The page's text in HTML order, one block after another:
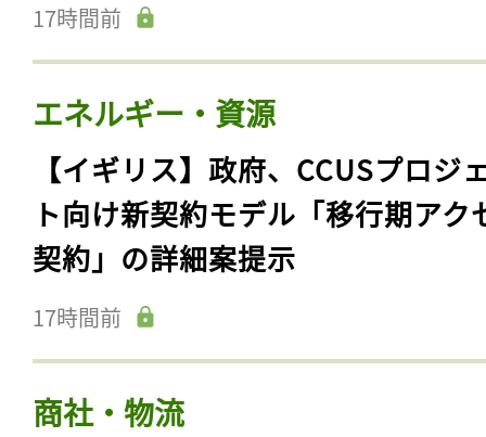
17時間前
エネルギー・資源
【イギリス】政府、CCUSプロジ
ト向け新契約モデル「移行期アク
契約」の詳細案提示
17時間前
商社・物流